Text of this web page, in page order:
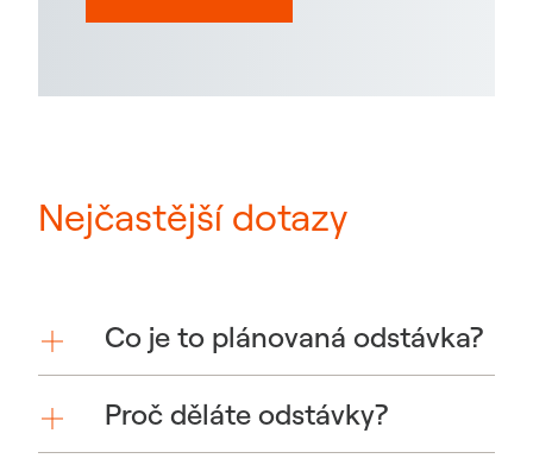
Nejčastější dotazy
Co je to plánovaná odstávka?
Proč děláte odstávky?